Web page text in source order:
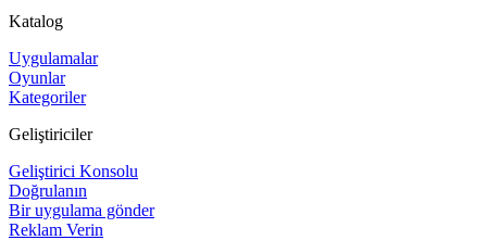
Katalog
Uygulamalar
Oyunlar
Kategoriler
Geliştiriciler
Geliştirici Konsolu
Doğrulanın
Bir uygulama gönder
Reklam Verin